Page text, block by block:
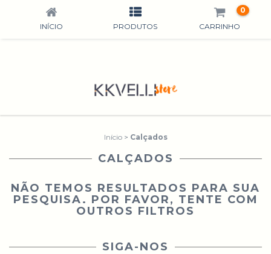
INÍCIO PRODUTOS CARRINHO
0
Início > Calçados
CALÇADOS
NÃO TEMOS RESULTADOS PARA SUA
PESQUISA. POR FAVOR, TENTE COM
OUTROS FILTROS
SIGA-NOS